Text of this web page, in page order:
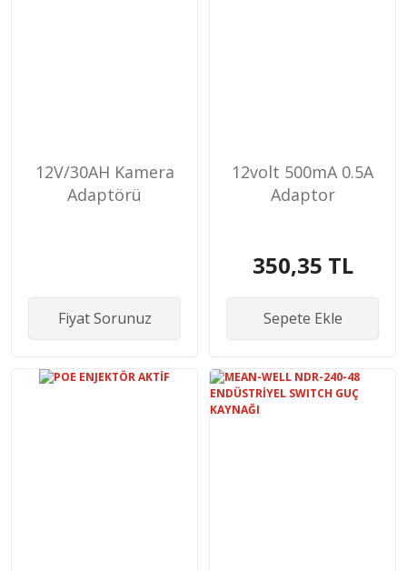
12V/30AH Kamera
Adaptörü
Fiyat Sorunuz
12volt 500mA 0.5A
Adaptor
350,35 TL
Sepete Ekle